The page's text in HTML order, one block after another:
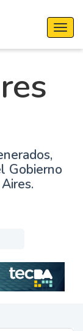
Gobierno